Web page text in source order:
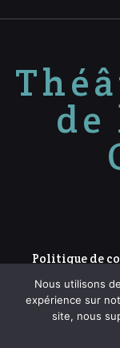
de
Politique de
Nous utilisons
expérience sur
site, nous